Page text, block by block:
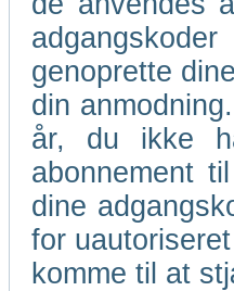
genoprette
din
år, du ikke
abonnement
dine
for
komme til at